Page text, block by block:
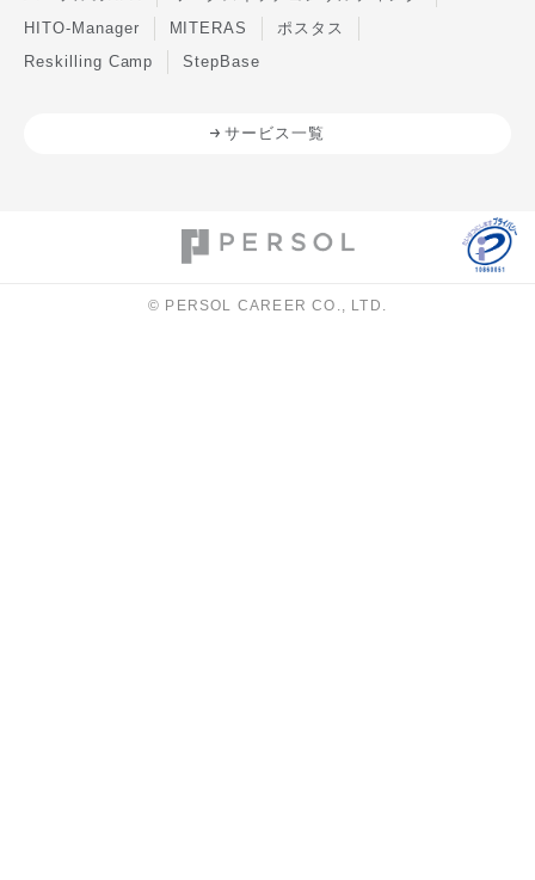
HITO-Manager
MITERAS
ポスタス
Reskilling Camp
StepBase
サービス一覧
© PERSOL CAREER CO., LTD.